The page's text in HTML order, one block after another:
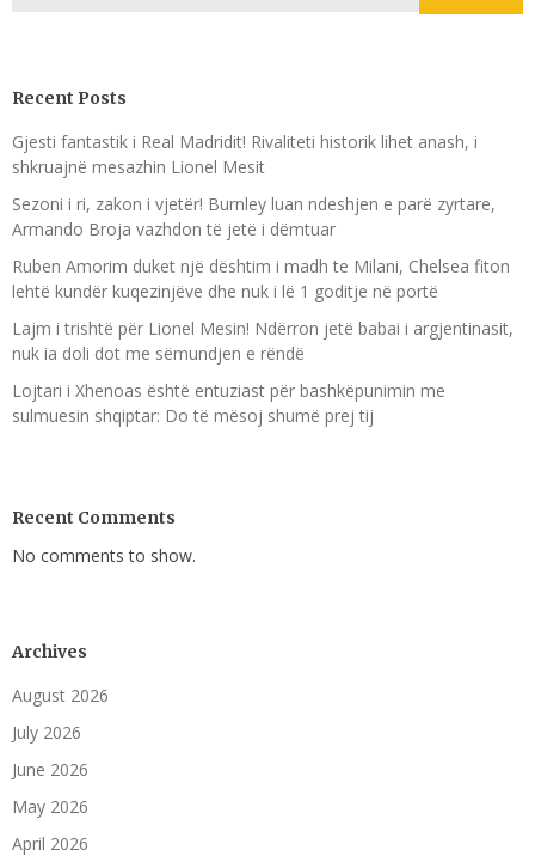
Recent Posts
Gjesti fantastik i Real Madridit! Rivaliteti historik lihet anash, i
shkruajnë mesazhin Lionel Mesit
Sezoni i ri, zakon i vjetër! Burnley luan ndeshjen e parë zyrtare,
Armando Broja vazhdon të jetë i dëmtuar
Ruben Amorim duket një dështim i madh te Milani, Chelsea fiton
lehtë kundër kuqezinjëve dhe nuk i lë 1 goditje në portë
Lajm i trishtë për Lionel Mesin! Ndërron jetë babai i argjentinasit,
nuk ia doli dot me sëmundjen e rëndë
Lojtari i Xhenoas është entuziast për bashkëpunimin me
sulmuesin shqiptar: Do të mësoj shumë prej tij
Recent Comments
No comments to show.
Archives
August 2026
July 2026
June 2026
May 2026
April 2026